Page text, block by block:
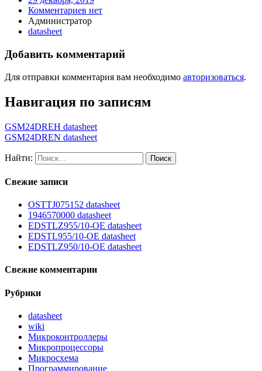
Комментариев нет
Администратор
datasheet
Добавить комментарий
Для отправки комментария вам необходимо авторизоваться.
Навигация по записям
GSM24DREH datasheet
GSM24DREN datasheet
Найти:
Свежие записи
OSTTJ075152 datasheet
1946570000 datasheet
EDSTLZ955/10-OE datasheet
EDSTL955/10-OE datasheet
EDSTLZ950/10-OE datasheet
Свежие комментарии
Рубрики
datasheet
wiki
Микроконтроллеры
Микропроцессоры
Микросхема
Программирование